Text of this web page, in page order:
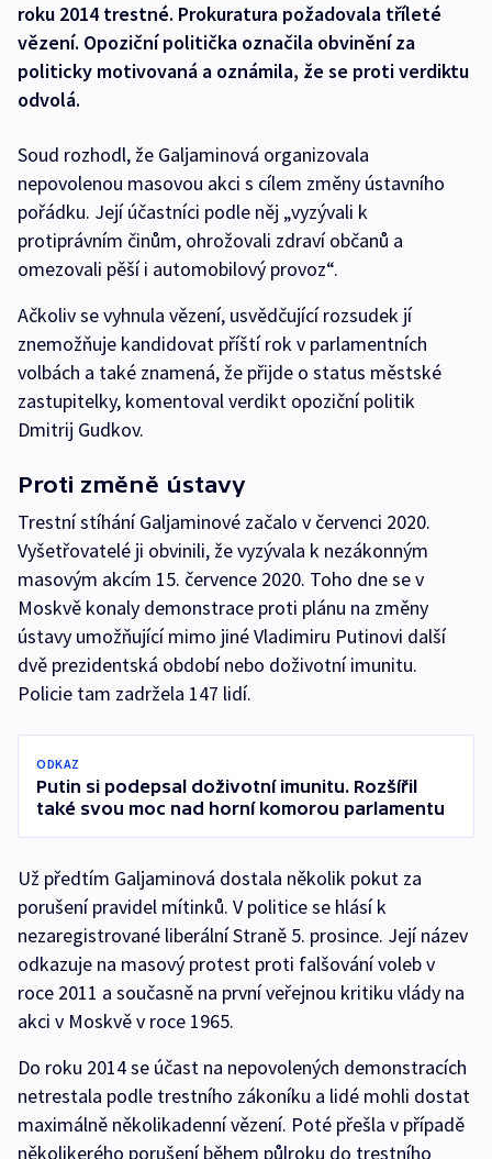
roku 2014 trestné. Prokuratura požadovala tříleté
vězení. Opoziční politička označila obvinění za
politicky motivovaná a oznámila, že se proti verdiktu
odvolá.
Soud rozhodl, že Galjaminová organizovala
nepovolenou masovou akci s cílem změny ústavního
pořádku. Její účastníci podle něj „vyzývali k
protiprávním činům, ohrožovali zdraví občanů a
omezovali pěší i automobilový provoz“.
Ačkoliv se vyhnula vězení, usvědčující rozsudek jí
znemožňuje kandidovat příští rok v parlamentních
volbách a také znamená, že přijde o status městské
zastupitelky, komentoval verdikt opoziční politik
Dmitrij Gudkov.
Proti změně ústavy
Trestní stíhání Galjaminové začalo v červenci 2020.
Vyšetřovatelé ji obvinili, že vyzývala k nezákonným
masovým akcím 15. července 2020. Toho dne se v
Moskvě konaly demonstrace proti plánu na změny
ústavy umožňující mimo jiné Vladimiru Putinovi další
dvě prezidentská období nebo doživotní imunitu.
Policie tam zadržela 147 lidí.
ODKAZ
Putin si podepsal doživotní imunitu. Rozšířil
také svou moc nad horní komorou parlamentu
Už předtím Galjaminová dostala několik pokut za
porušení pravidel mítinků. V politice se hlásí k
nezaregistrované liberální Straně 5. prosince. Její název
odkazuje na masový protest proti falšování voleb v
roce 2011 a současně na první veřejnou kritiku vlády na
akci v Moskvě v roce 1965.
Do roku 2014 se účast na nepovolených demonstracích
netrestala podle trestního zákoníku a lidé mohli dostat
maximálně několikadenní vězení. Poté přešla v případě
několikerého porušení během půlroku do trestního